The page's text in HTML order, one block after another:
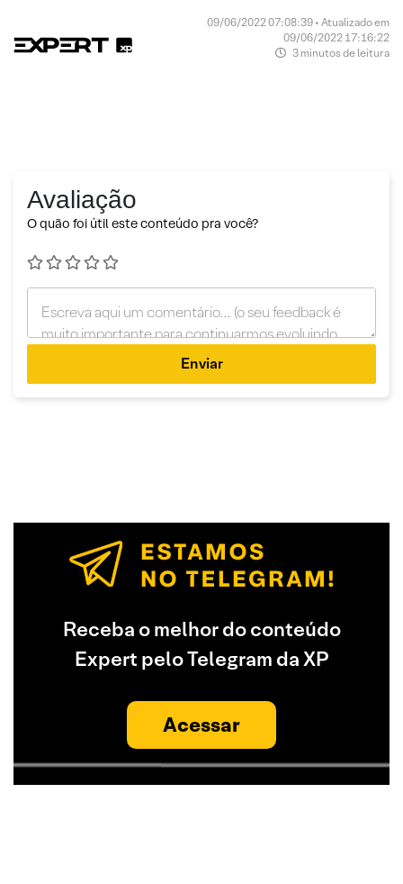
09/06/2022 07:08:39 • Atualizado em
09/06/2022 17:16:22
3 minutos de leitura
Avaliação
O quão foi útil este conteúdo pra você?
Enviar
Receba o melhor do conteúdo
Expert pelo Telegram da XP
Acessar